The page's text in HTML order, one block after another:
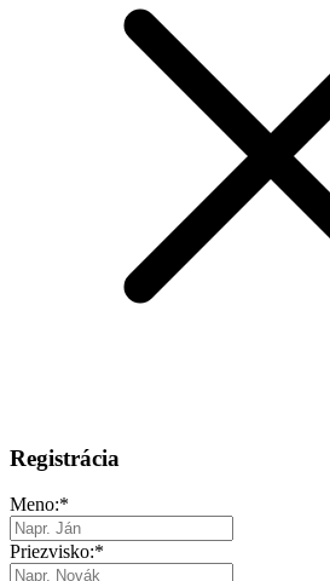
Registrácia
Meno:*
Priezvisko:*